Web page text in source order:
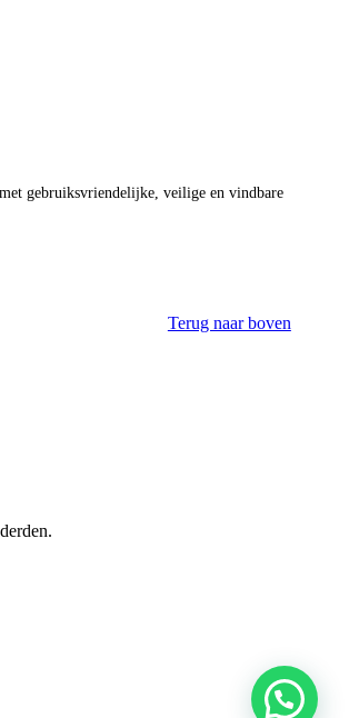
gebruiksvriendelijke, veilige en vindbare
Terug naar boven